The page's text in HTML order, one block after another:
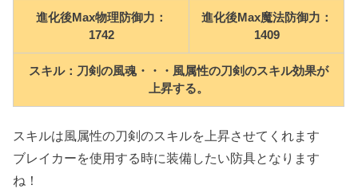
進化後Max物理防御力：
1742
進化後Max魔法防御力：
1409
スキル：刀剣の風魂・・・風属性の刀剣のスキル効果が
上昇する。
スキルは風属性の刀剣のスキルを上昇させてくれます
ブレイカーを使用する時に装備したい防具となります
ね！